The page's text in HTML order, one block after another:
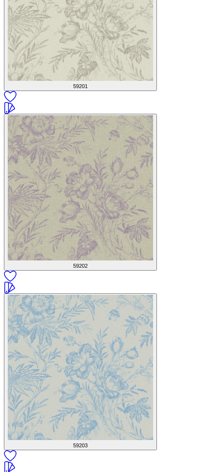
59201
59202
59203